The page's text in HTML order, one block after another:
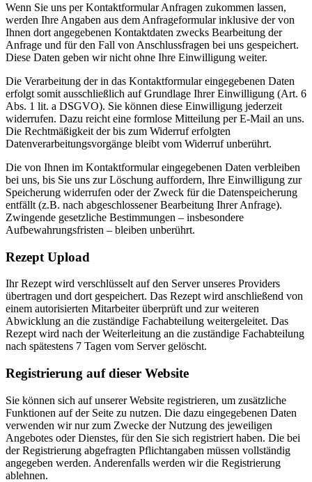
Wenn Sie uns per Kontaktformular Anfragen zukommen lassen,
werden Ihre Angaben aus dem Anfrageformular inklusive der von
Ihnen dort angegebenen Kontaktdaten zwecks Bearbeitung der
Anfrage und für den Fall von Anschlussfragen bei uns gespeichert.
Diese Daten geben wir nicht ohne Ihre Einwilligung weiter.
Die Verarbeitung der in das Kontaktformular eingegebenen Daten
erfolgt somit ausschließlich auf Grundlage Ihrer Einwilligung (Art. 6
Abs. 1 lit. a DSGVO). Sie können diese Einwilligung jederzeit
widerrufen. Dazu reicht eine formlose Mitteilung per E-Mail an uns.
Die Rechtmäßigkeit der bis zum Widerruf erfolgten
Datenverarbeitungsvorgänge bleibt vom Widerruf unberührt.
Die von Ihnen im Kontaktformular eingegebenen Daten verbleiben
bei uns, bis Sie uns zur Löschung auffordern, Ihre Einwilligung zur
Speicherung widerrufen oder der Zweck für die Datenspeicherung
entfällt (z.B. nach abgeschlossener Bearbeitung Ihrer Anfrage).
Zwingende gesetzliche Bestimmungen – insbesondere
Aufbewahrungsfristen – bleiben unberührt.
Rezept Upload
Ihr Rezept wird verschlüsselt auf den Server unseres Providers
übertragen und dort gespeichert. Das Rezept wird anschließend von
einem autorisierten Mitarbeiter überprüft und zur weiteren
Abwicklung an die zuständige Fachabteilung weitergeleitet. Das
Rezept wird nach der Weiterleitung an die zuständige Fachabteilung
nach spätestens 7 Tagen vom Server gelöscht.
Registrierung auf dieser Website
Sie können sich auf unserer Website registrieren, um zusätzliche
Funktionen auf der Seite zu nutzen. Die dazu eingegebenen Daten
verwenden wir nur zum Zwecke der Nutzung des jeweiligen
Angebotes oder Dienstes, für den Sie sich registriert haben. Die bei
der Registrierung abgefragten Pflichtangaben müssen vollständig
angegeben werden. Anderenfalls werden wir die Registrierung
ablehnen.